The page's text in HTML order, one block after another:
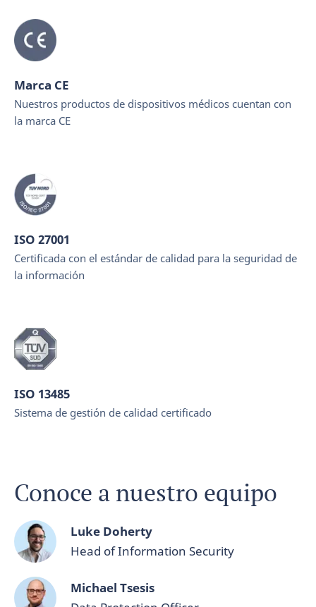
Marca CE
Nuestros productos de dispositivos médicos cuentan con
la marca CE
ISO 27001
Certificada con el estándar de calidad para la seguridad de
la información
ISO 13485
Sistema de gestión de calidad certificado
Conoce a nuestro equipo
Luke Doherty
Head of Information Security
Michael Tsesis